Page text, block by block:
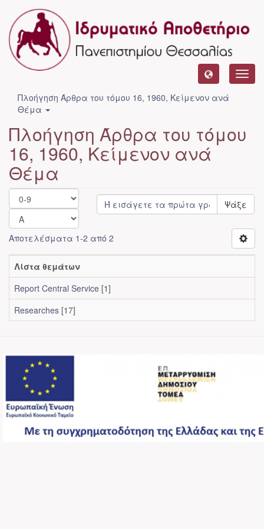
Πλοήγηση Άρθρα του τόμου 16, 1960, Κείμενον ανά
Θέμα
Πλοήγηση Άρθρα του τόμου
16, 1960, Κείμενον ανά
Θέμα
Ψάξε
Αποτελέσματα 1-2 από 2
Λίστα θεμάτων
Report Central Service [1]
Researches [17]